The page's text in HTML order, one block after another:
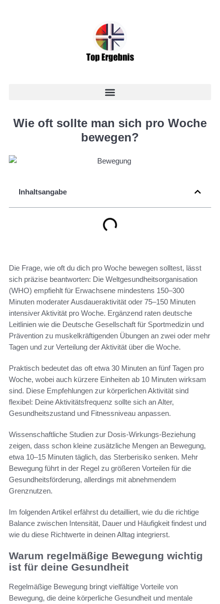
Wie oft sollte man sich pro Woche
bewegen?
Inhaltsangabe
Die Frage, wie oft du dich pro Woche bewegen solltest, lässt
sich präzise beantworten: Die Weltgesundheitsorganisation
(WHO) empfiehlt für Erwachsene mindestens 150–300
Minuten moderater Ausdaueraktivität oder 75–150 Minuten
intensiver Aktivität pro Woche. Ergänzend raten deutsche
Leitlinien wie die Deutsche Gesellschaft für Sportmedizin und
Prävention zu muskelkräftigenden Übungen an zwei oder mehr
Tagen und zur Verteilung der Aktivität über die Woche.
Praktisch bedeutet das oft etwa 30 Minuten an fünf Tagen pro
Woche, wobei auch kürzere Einheiten ab 10 Minuten wirksam
sind. Diese Empfehlungen zur körperlichen Aktivität sind
flexibel: Deine Aktivitätsfrequenz sollte sich an Alter,
Gesundheitszustand und Fitnessniveau anpassen.
Wissenschaftliche Studien zur Dosis-Wirkungs-Beziehung
zeigen, dass schon kleine zusätzliche Mengen an Bewegung,
etwa 10–15 Minuten täglich, das Sterberisiko senken. Mehr
Bewegung führt in der Regel zu größeren Vorteilen für die
Gesundheitsförderung, allerdings mit abnehmendem
Grenznutzen.
Im folgenden Artikel erfährst du detailliert, wie du die richtige
Balance zwischen Intensität, Dauer und Häufigkeit findest und
wie du diese Richtwerte in deinen Alltag integrierst.
Warum regelmäßige Bewegung wichtig
ist für deine Gesundheit
Regelmäßige Bewegung bringt vielfältige Vorteile von
Bewegung, die deine körperliche Gesundheit und mentale